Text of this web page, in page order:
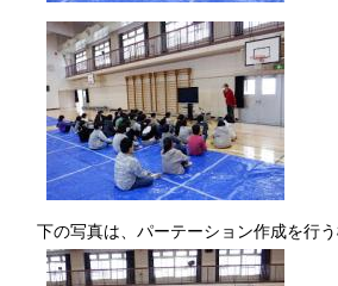
下の写真は、パーテーション作成を行う